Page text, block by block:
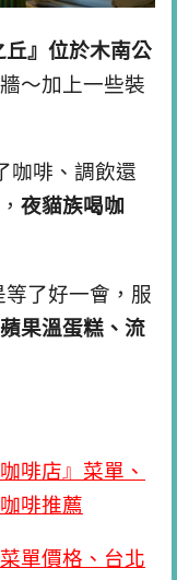
丘』位於木南公
～加上一些裝
咖啡、調飲還
夜貓族喝咖
等了好一會，服
果溫蛋糕、流
啡店』菜單、
啡推薦
單價格、台北